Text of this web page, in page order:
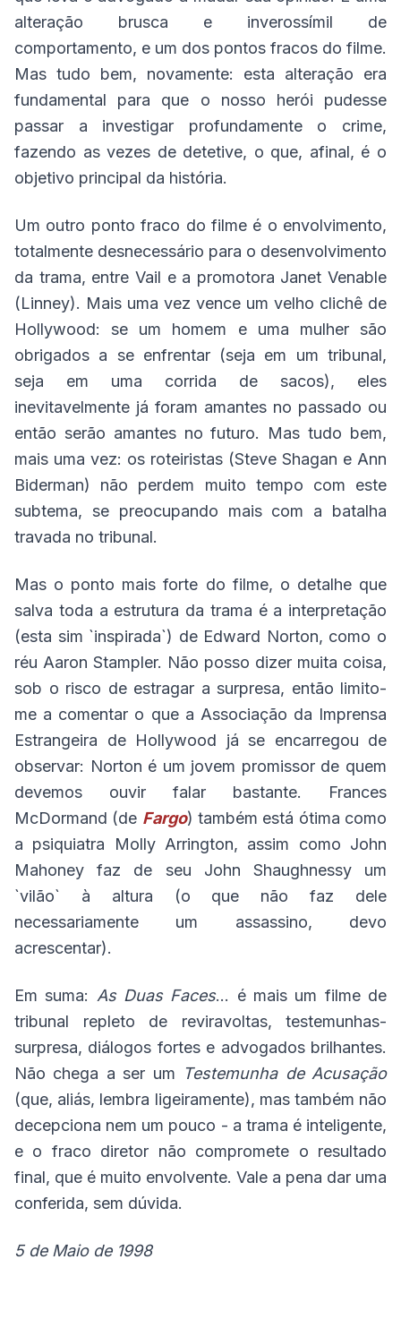
alteração brusca e inverossímil de
comportamento, e um dos pontos fracos do filme.
Mas tudo bem, novamente: esta alteração era
fundamental para que o nosso herói pudesse
passar a investigar profundamente o crime,
fazendo as vezes de detetive, o que, afinal, é o
objetivo principal da história.
Um outro ponto fraco do filme é o envolvimento,
totalmente desnecessário para o desenvolvimento
da trama, entre Vail e a promotora Janet Venable
(Linney). Mais uma vez vence um velho clichê de
Hollywood: se um homem e uma mulher são
obrigados a se enfrentar (seja em um tribunal,
seja em uma corrida de sacos), eles
inevitavelmente já foram amantes no passado ou
então serão amantes no futuro. Mas tudo bem,
mais uma vez: os roteiristas (Steve Shagan e Ann
Biderman) não perdem muito tempo com este
subtema, se preocupando mais com a batalha
travada no tribunal.
Mas o ponto mais forte do filme, o detalhe que
salva toda a estrutura da trama é a interpretação
(esta sim `inspirada`) de Edward Norton, como o
réu Aaron Stampler. Não posso dizer muita coisa,
sob o risco de estragar a surpresa, então limito-
me a comentar o que a Associação da Imprensa
Estrangeira de Hollywood já se encarregou de
observar: Norton é um jovem promissor de quem
devemos ouvir falar bastante. Frances
McDormand (de Fargo) também está ótima como
a psiquiatra Molly Arrington, assim como John
Mahoney faz de seu John Shaughnessy um
`vilão` à altura (o que não faz dele
necessariamente um assassino, devo
acrescentar).
Em suma: As Duas Faces... é mais um filme de
tribunal repleto de reviravoltas, testemunhas-
surpresa, diálogos fortes e advogados brilhantes.
Não chega a ser um
Testemunha de Acusação
(que, aliás, lembra ligeiramente), mas também não
decepciona nem um pouco - a trama é inteligente,
e o fraco diretor não compromete o resultado
final, que é muito envolvente. Vale a pena dar uma
conferida, sem dúvida.
5 de Maio de 1998